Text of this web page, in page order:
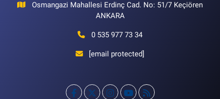
Osmangazi Mahallesi Erdinç Cad. No: 51/7 Keçiören
ANKARA
0 535 977 73 34
[email protected]